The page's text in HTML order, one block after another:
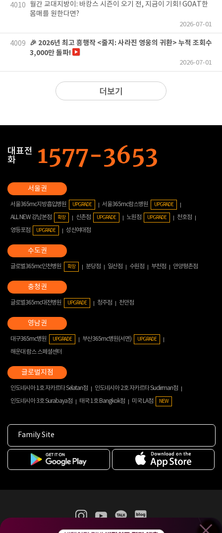
4010
월간 교대지방이: 바캉스 시즌이 오기 전, 지금이 기회! GOAT한
몸매를 원한다면?
2026-07-01
4009
🎉 2026년 최고 흥행작 <줄지: 사라진 영웅의 귀환> 누적 조회수
3,000만 돌파!
2026-07-01
더보기
대표전
화
서울365mc지방흡입병원 UPGRADE 서울365mc람스병원 UPGRADE
ALL NEW 강남본점 확장 신촌점 UPGRADE 노원점 UPGRADE
천호점
영등포점
UPGRADE 성신여대점
글로벌365mc인천병원 확장 분당점 일산점 수원점 부천점 안양평촌점
글로벌365mc대전병원 UPGRADE 청주점 천안점
대구365mc병원 UPGRADE 부산365mc병원(서면) UPGRADE
해운대 람스 스페셜센터
인도네시아 1호 자카르타 Selatan점
인도네시아 2호 자카르타 Sudirman점
인도네시아 3호 Surabaya점
태국 1호 Bangkok점 미국 LA점 NEW
Family Site